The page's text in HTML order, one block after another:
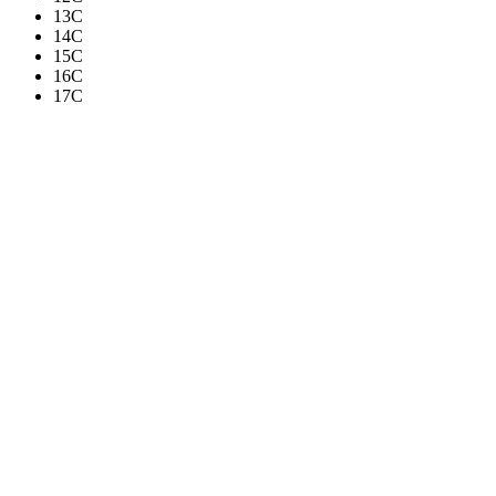
13C
14C
15C
16C
17C